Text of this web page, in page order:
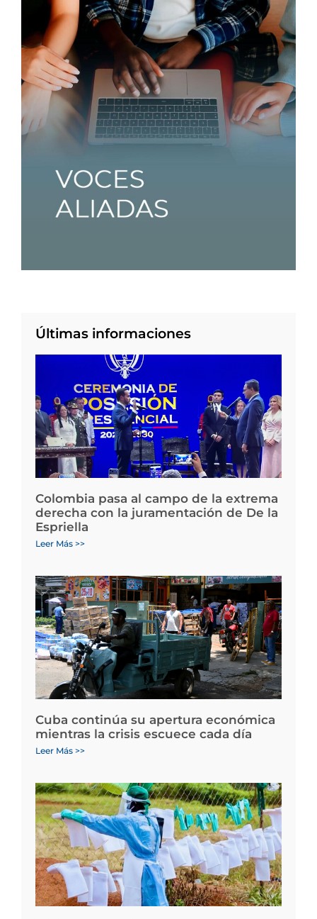
Últimas informaciones
Colombia pasa al campo de la extrema
derecha con la juramentación de De la
Espriella
Leer Más >>
Cuba continúa su apertura económica
mientras la crisis escuece cada día
Leer Más >>